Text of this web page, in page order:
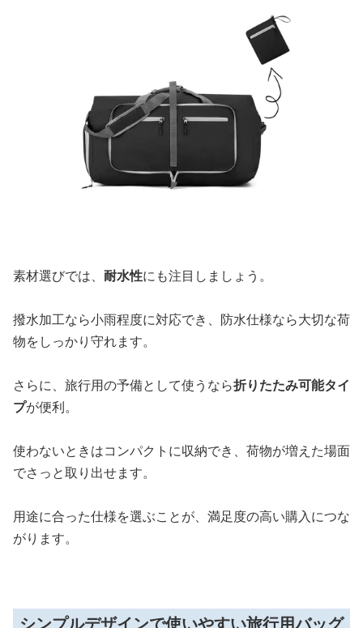
素材選びでは、 耐水性にも注目しましょう。
撥水加工なら小雨程度に対応でき、防水仕様なら大切な荷
物をしっかり守れます。
さらに、旅行用の予備として使うなら折りたたみ可能タイ
プが便利。
使わないときはコンパクトに収納でき、荷物が増えた場面
でさっと取り出せます。
用途に合った仕様を選ぶことが、満足度の高い購入につな
がります。
シンプルデザインで使いやすい旅行用バッグ